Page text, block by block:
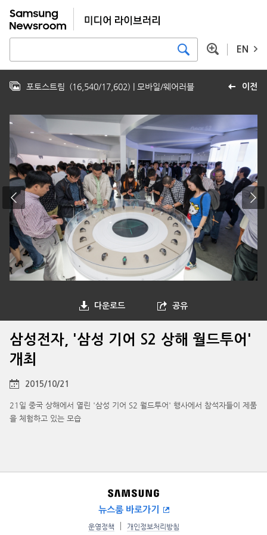
EN
이전
포토스트림 (16,540/17,602) | 모바일/웨어러블
다운로드 공유
삼성전자, '삼성 기어 S2 상해 월드투어'
개최
2015/10/21
21일 중국 상해에서 열린 '삼성 기어 S2 월드투어' 행사에서 참석자들이 제품
을 체험하고 있는 모습
뉴스룸 바로가기
운영정책 개인정보처리방침